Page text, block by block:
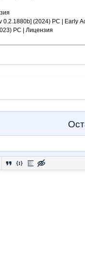
0.2.1880b] (2024) PC | Early
PC | Лицензия